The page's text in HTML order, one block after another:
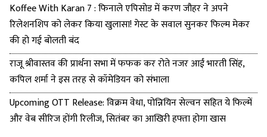
Koffee With Karan 7 : फिनाले एपिसोड में करण जौहर ने अपने
रिलेशनशिप को लेकर किया खुलासा! गेस्ट के सवाल सुनकर फिल्म मेकर
की हो गई बोलती बंद
राजू श्रीवास्तव की प्रार्थना सभा में फफक कर रोते नजर आईं भारती सिंह,
कपिल शर्मा ने इस तरह से कॉमेडियन को संभाला
Upcoming OTT Release: विक्रम वेधा, पोन्नियिन सेल्वन सहित ये फिल्में
और वेब सीरिज होंगी रिलीज, सितंबर का आखिरी हफ्ता होगा खास